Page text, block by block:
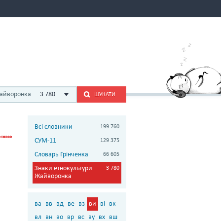
3 780 ШУКАТИ
Всі словники 199 760
СУМ-11 129 375
Словарь Грінченка 66 605
Знаки етнокультури
Жайворонка
3 780
ва вв вд ве вз ви ві вк
вл
вн во вр вс ву вх вш